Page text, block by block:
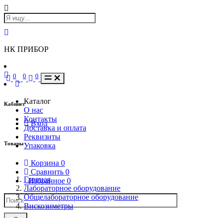
НК ПРИБОР
Кабинет
Вход
Товары
Корзина 0
Сравнить 0
Избранное 0
0 0 0
Каталог
О нас
Контакты
Доставка и оплата
Реквизиты
Упаковка
Главная
Лабораторное оборудование
Общелабораторное оборудование
Вискозиметры